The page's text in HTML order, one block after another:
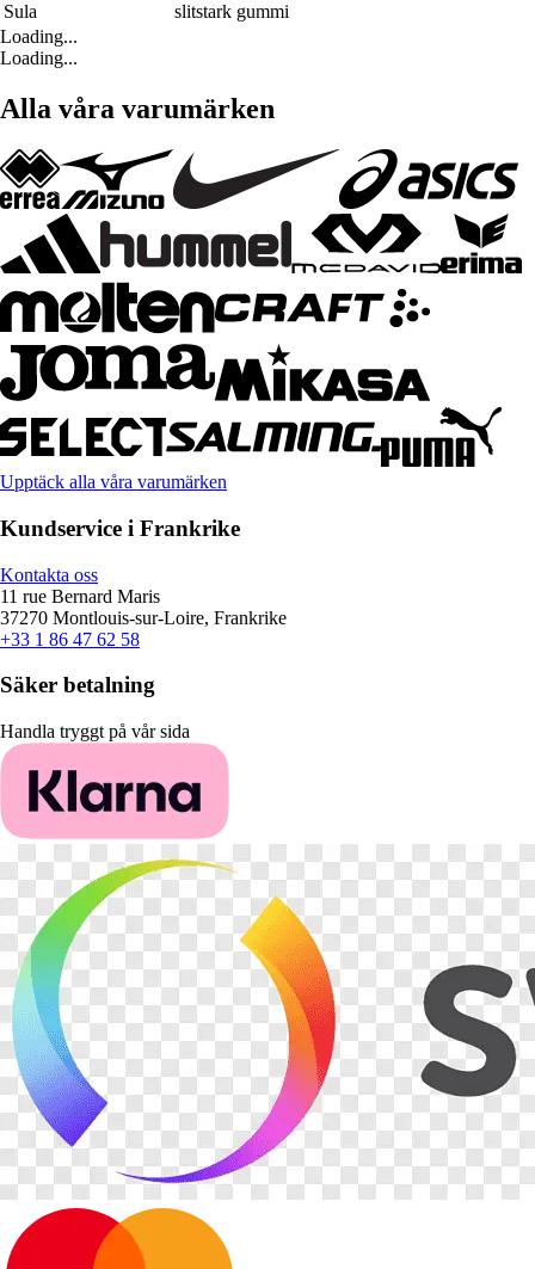
Sula
slitstark gummi
Loading...
Loading...
Alla våra varumärken
Upptäck alla våra varumärken
Kundservice i Frankrike
Kontakta oss
11 rue Bernard Maris
37270 Montlouis-sur-Loire, Frankrike
+33 1 86 47 62 58
Säker betalning
Handla tryggt på vår sida